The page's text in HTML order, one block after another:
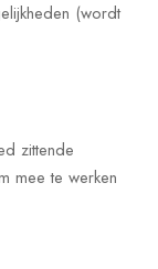
(wordt
zittende
mee te werken